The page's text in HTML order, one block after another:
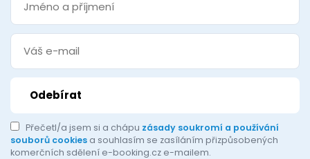
Přečetl/a jsem si a chápu zásady soukromí a používání
souborů cookies a souhlasím se zasíláním přizpůsobených
komerčních sdělení e-booking.cz e-mailem.